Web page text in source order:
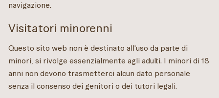
navigazione.
Visitatori minorenni
Questo sito web non è destinato all'uso da parte di
minori, si rivolge essenzialmente agli adulti. I minori di 18
anni non devono trasmetterci alcun dato personale
senza il consenso dei genitori o dei tutori legali.